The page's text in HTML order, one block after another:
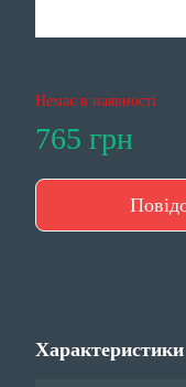
Немає в наявності
765 грн
Характеристики